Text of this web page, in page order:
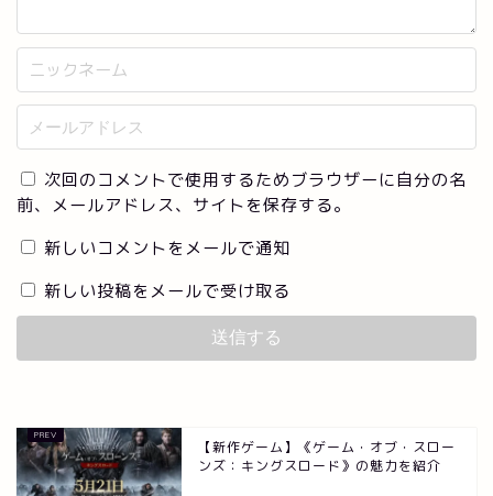
次回のコメントで使用するためブラウザーに自分の名
前、メールアドレス、サイトを保存する。
新しいコメントをメールで通知
新しい投稿をメールで受け取る
【新作ゲーム】《ゲーム・オブ・スロー
ンズ：キングスロード》の魅力を紹介